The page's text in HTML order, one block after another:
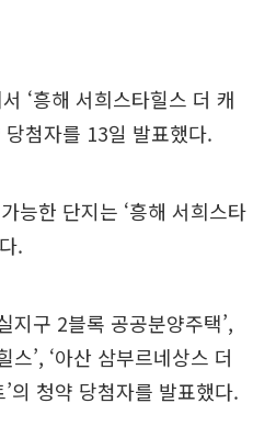
‘흥해 서희스타힐스 더 캐
첨자를 13일 발표했다.
능한 단지는 ‘흥해 서희스타
.
지구 2블록 공공분양주택’,
스’, ‘아산 삼부르네상스 더
의 청약 당첨자를 발표했다.